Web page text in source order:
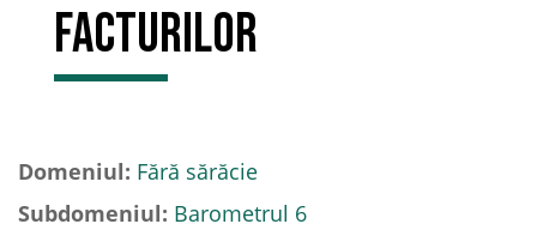
facturilor
Domeniul: Fără sărăcie
Subdomeniul: Barometrul 6